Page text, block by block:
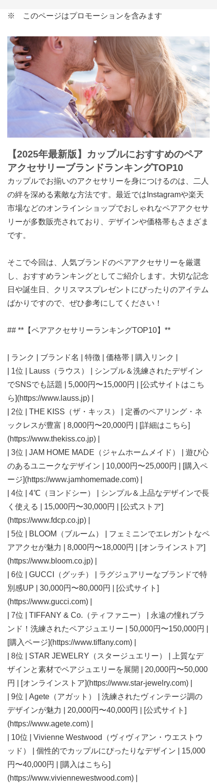
※ このページはプロモーションを含みます
【2025年最新版】カップルにおすすめのペア
アクセサリーブランドランキングTOP10
カップルでお揃いのアクセサリーを身につけるのは、二人
の絆を深める素敵な方法です。最近ではInstagramや楽天
市場などのオンラインショップでおしゃれなペアアクセサ
リーが多数販売されており、デザインや価格帯もさまざま
です。
そこで今回は、人気ブランドのペアアクセサリーを厳選
し、おすすめランキングとしてご紹介します。大切な記念
日や誕生日、クリスマスプレゼントにぴったりのアイテム
ばかりですので、ぜひ参考にしてください！
## **【ペアアクセサリーランキングTOP10】**
| ランク | ブランド名 | 特徴 | 価格帯 | 購入リンク |
| 1位 | Lauss（ラウス） | シンプル＆洗練されたデザイン
でSNSでも話題 | 5,000円〜15,000円 | [公式サイトはこち
ら](https://www.lauss.jp) |
| 2位 | THE KISS（ザ・キッス） | 定番のペアリング・ネ
ックレスが豊富 | 8,000円〜20,000円 | [詳細はこちら]
(https://www.thekiss.co.jp) |
| 3位 | JAM HOME MADE（ジャムホームメイド） | 遊び心
のあるユニークなデザイン | 10,000円〜25,000円 | [購入ペ
ージ](https://www.jamhomemade.com) |
| 4位 | 4℃（ヨンドシー） | シンプル＆上品なデザインで長
く使える | 15,000円〜30,000円 | [公式ストア]
(https://www.fdcp.co.jp) |
| 5位 | BLOOM（ブルーム） | フェミニンでエレガントなペ
アアクセが魅力 | 8,000円〜18,000円 | [オンラインストア]
(https://www.bloom.co.jp) |
| 6位 | GUCCI（グッチ） | ラグジュアリーなブランドで特
別感UP | 30,000円〜80,000円 | [公式サイト]
(https://www.gucci.com) |
| 7位 | TIFFANY & Co.（ティファニー） | 永遠の憧れブラ
ンド！洗練されたペアジュエリー | 50,000円〜150,000円 |
[購入ページ](https://www.tiffany.com) |
| 8位 | STAR JEWELRY（スタージュエリー） | 上質なデ
ザインと素材でペアジュエリーを展開 | 20,000円〜50,000
円 | [オンラインストア](https://www.star-jewelry.com) |
| 9位 | Agete（アガット） | 洗練されたヴィンテージ調の
デザインが魅力 | 20,000円〜40,000円 | [公式サイト]
(https://www.agete.com) |
| 10位 | Vivienne Westwood（ヴィヴィアン・ウエストウ
ッド） | 個性的でカップルにぴったりなデザイン | 15,000
円〜40,000円 | [購入はこちら]
(https://www.viviennewestwood.com) |